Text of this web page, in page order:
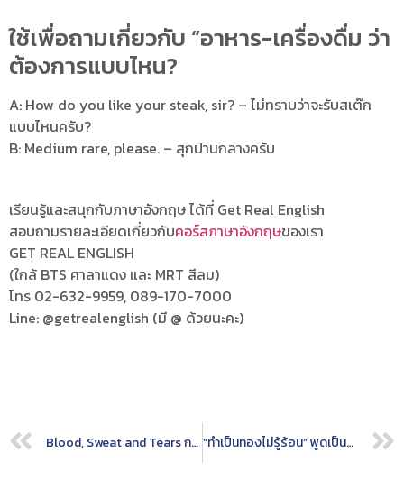
ใช้เพื่อถามเกี่ยวกับ “อาหาร-เครื่องดื่ม ว่า
ต้องการแบบไหน?
A: How do you like your steak, sir? – ไม่ทราบว่าจะรับสเต๊ก
แบบไหนครับ?
B: Medium rare, please. – สุกปานกลางครับ
เรียนรู้และสนุกกับภาษาอังกฤษ ได้ที่ Get Real English
สอบถามรายละเอียดเกี่ยวกับคอร์สภาษาอังกฤษของเรา
GET REAL ENGLISH
(ใกล้ BTS ศาลาแดง และ MRT สีลม)
โทร 02-632-9959, 089-170-7000
Line: @getrealenglish (มี @ ด้วยนะคะ)
Blood, Sweat and Tears การทุ่มเททั้งกายและใจ “ทำเป็นทองไม่รู้ร้อน” พูดเป็นภาษาอังกฤษได้ว่า…